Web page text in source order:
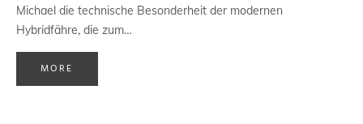
Michael die technische Besonderheit der modernen
Hybridfähre, die zum…
MORE